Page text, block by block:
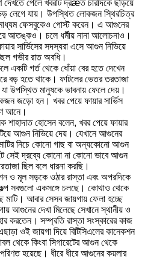
পেলে খবরটি দ্রæত চারদিকে ছড়িয়ে
লেগে যায়। উপস্থিত লোকজন স্থিরচিত্র
ফেসবুকেও পোস্ট করেন। এ আগুনের
আতঙ্কও। চলে ধর্মীয় নানা আলোচনাও।
সার্ভিসের সদস্যরা এসে আগুন নিভিয়ে
গভীর রাত অবধি।
একটি গর্ত থেকে ধোঁয়া বের হতে দেখেন
বড় হতে থাকে। ফাটলের ভেতর তরতাজা
উপস্থিত মানুষকে ভাবনায় ফেলে দেয়।
জড়ো হন। খবর পেয়ে ফায়ার সার্ভিস
আনে।
শাহাদাত হোসেন বলেন, খবর পেয়ে ফায়ার
আগুন নিভিয়ে দেয়। যেখানে আগুনের
মাটির নিচে কোনো গাছ বা অন্যকোনো আগুন
সেই দ্রব্যে কোনো না কোনো ভাবে আগুন
ছিল বলে ধারনা করছি।
ও মূল সড়কে ওঠার রাস্তা এবং অপরদিকে
সবগুলো একসঙ্গে চলছে। কোথাও থেকে
মাটি। আবার সেসব জায়গায় ফেলা হচ্ছে
আগুনের দেখা মিলেছে সেখানে স্থানীয় ও
করতেন। সম্প্রতি রাস্তা সংস্কারের কাজ
ওই জায়গা দিয়ে বিটিসিএলের কানেকশন
থেকে কিংবা সিগারেটের আগুন থেকে
হয়েছে। ধীরে ধীরে আগুনের কয়লার